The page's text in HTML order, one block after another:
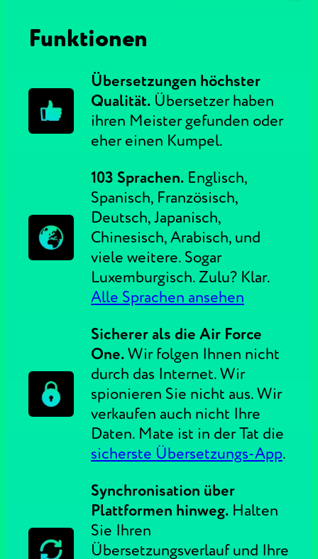
Funktionen
Übersetzungen höchster
Qualität. Übersetzer haben
ihren Meister gefunden oder
eher einen Kumpel.
103 Sprachen. Englisch,
Spanisch, Französisch,
Deutsch, Japanisch,
Chinesisch, Arabisch, und
viele weitere. Sogar
Luxemburgisch. Zulu? Klar.
Alle Sprachen ansehen
Sicherer als die Air Force
One.Wir folgen Ihnen nicht
durch das Internet. Wir
spionieren Sie nicht aus. Wir
verkaufen auch nicht Ihre
Daten. Mate ist in der Tat die
sicherste Übersetzungs-App.
Synchronisation über
Plattformen hinweg. Halten
Sie Ihren
Übersetzungsverlauf und Ihre